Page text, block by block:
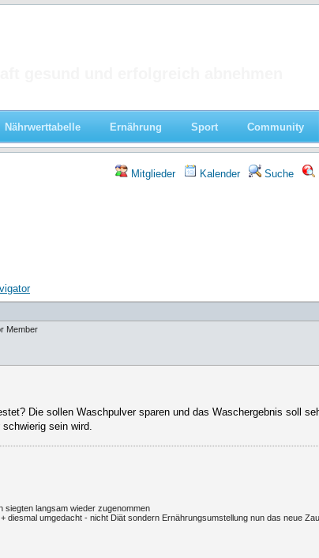
Nährwerttabelle Ernährung Sport Community
Mitglieder Kalender Suche
Member
Die sollen Waschpulver sparen und das Waschergebnis soll
sein wird.
siegten langsam wieder zugenommen
umgedacht - nicht Diät sondern Ernährungsumstellung nun das neue